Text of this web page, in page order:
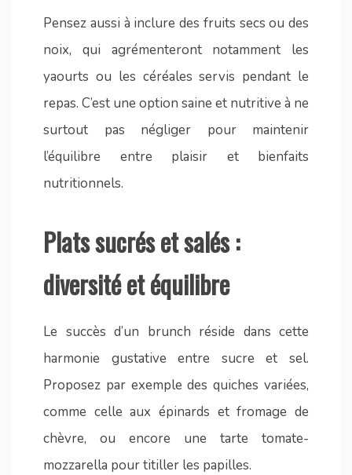
Pensez aussi à inclure des fruits secs ou des
noix, qui agrémenteront notamment les
yaourts ou les céréales servis pendant le
repas. C’est une option saine et nutritive à ne
surtout pas négliger pour maintenir
l’équilibre entre plaisir et bienfaits
nutritionnels.
Plats sucrés et salés :
diversité et équilibre
Le succès d’un brunch réside dans cette
harmonie gustative entre sucre et sel.
Proposez par exemple des quiches variées,
comme celle aux épinards et fromage de
chèvre, ou encore une tarte tomate-
mozzarella pour titiller les papilles.